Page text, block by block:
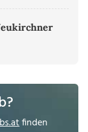
finden